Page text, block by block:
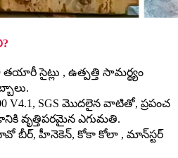
సైట్లు , ఉత్పత్తి సామర్థ్యం
V4.1, SGS మొదలైన వాటితో, ప్రపంచ
వృత్తిపరమైన ఎగుమతి.
బీర్, హీనెకెన్, కోకా కోలా , మాన్‌స్టర్